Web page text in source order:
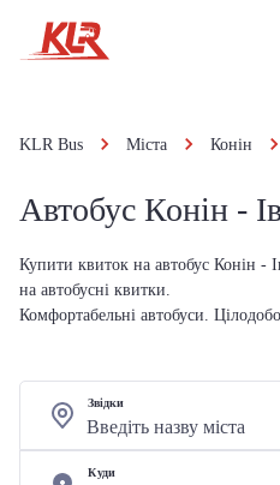
KLR Bus Міста Конін
Автобус Конін -
Купити квиток на автобус Конін -
на автобусні квитки.
Комфортабельні автобуси.
Звідки
Куди